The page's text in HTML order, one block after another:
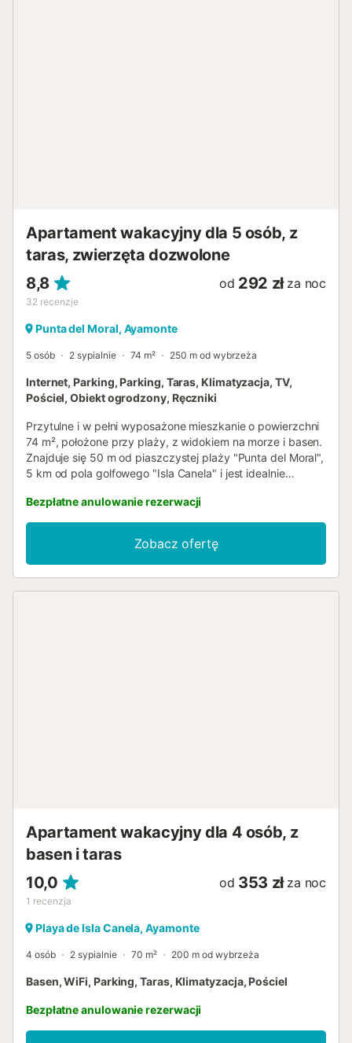
Apartament wakacyjny dla 5 osób, z
taras, zwierzęta dozwolone
8,8
32 recenzje
od 292 zł za noc
Punta del Moral, Ayamonte
5 osób 2 sypialnie 74 m² 250 m od wybrzeża
Internet, Parking, Parking, Taras, Klimatyzacja, TV,
Pościel, Obiekt ogrodzony, Ręczniki
Przytulne i w pełni wyposażone mieszkanie o powierzchni
74 m², położone przy plaży, z widokiem na morze i basen.
Znajduje się 50 m od piaszczystej plaży "Punta del Moral",
5 km od pola golfowego "Isla Canela" i jest idealnie
gości jest winda, taras o powierzchni 9 m², żelazko,
dostęp do internetu (wifi), suszarka do włosów,
ogrzewanie elektryczne (grzejniki), klimatyzacja w salonie i
niektórych sypialniach, wspólny basen, zadaszony parking
w tym samym budynku, 1 telewizor. Niezależna kuchnia z
Bezpłatne anulowanie rezerwacji
Zobacz ofertę
Apartament wakacyjny dla 4 osób, z
basen i taras
10,0
1 recenzja
od 353 zł za noc
Playa de Isla Canela, Ayamonte
4 osób 2 sypialnie 70 m² 200 m od wybrzeża
Basen, WiFi, Parking, Taras, Klimatyzacja, Pościel
Bezpłatne anulowanie rezerwacji